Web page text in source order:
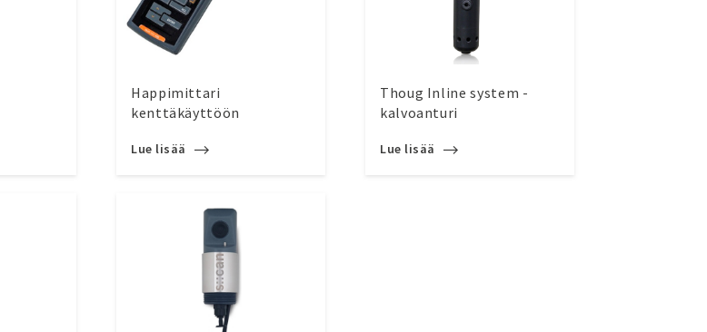
Happimittari
kenttäkäyttöön
Lue lisää
Thoug Inline system -
kalvoanturi
Lue lisää